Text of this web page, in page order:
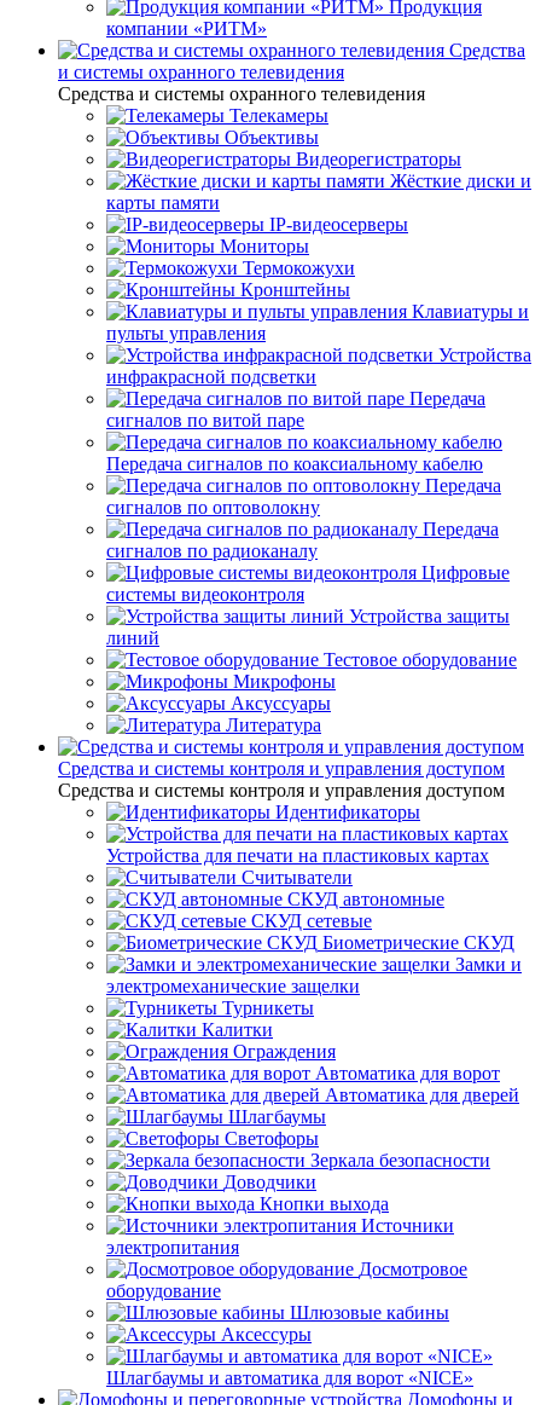
Продукция
компании «РИТМ»
Средства
и системы охранного телевидения
Средства и системы охранного телевидения
Телекамеры
Объективы
Видеорегистраторы
Жёсткие диски и
карты памяти
IP-видеосерверы
Мониторы
Термокожухи
Кронштейны
Клавиатуры и
пульты управления
Устройства
инфракрасной подсветки
Передача
сигналов по витой паре
Передача сигналов по коаксиальному кабелю
Передача
сигналов по оптоволокну
Передача
сигналов по радиоканалу
Цифровые
системы видеоконтроля
Устройства защиты
линий
Тестовое оборудование
Микрофоны
Аксуссуары
Литература
Средства и системы контроля и управления доступом
Средства и системы контроля и управления доступом
Идентификаторы
Устройства для печати на пластиковых картах
Считыватели
СКУД автономные
СКУД сетевые
Биометрические СКУД
Замки и
электромеханические защелки
Турникеты
Калитки
Ограждения
Автоматика для ворот
Автоматика для дверей
Шлагбаумы
Светофоры
Зеркала безопасности
Доводчики
Кнопки выхода
Источники
электропитания
Досмотровое
оборудование
Шлюзовые кабины
Аксессуры
Шлагбаумы и автоматика для ворот «NICE»
Домофоны и